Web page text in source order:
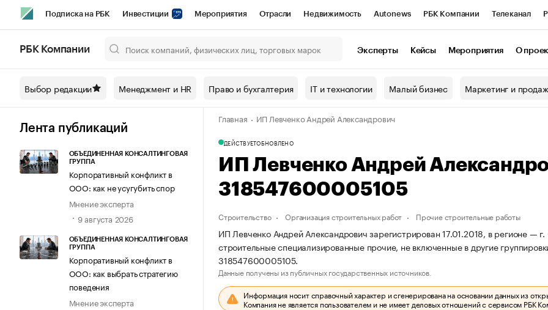
Подписка на РБК Инвестиции Мероприятия Отрасли Недвижимость Autonews РБК Компании Телеканал
Спецпроекты СПб Конференции СПб Спецпроекты Проверка контрагентов
Технологии и медиа Рынок наличной валюты
РБК Компании Эксперты Кейсы Мероприятия О
Выбор редакции Менеджмент и HR Право и бухгалтерия IT и технологии Малый бизнес Маркетинг и
Лента публикаций
ОБЪЕДИНЕННАЯ КОНСАЛТИНГОВАЯ
ГРУППА
Корпоративный конфликт в
ООО: как не усугубить спор
Мнение эксперта
9 августа 2026
ОБЪЕДИНЕННАЯ КОНСАЛТИНГОВАЯ
ГРУППА
Корпоративный конфликт в
ООО: как выбрать стратегию
поведения
Мнение эксперта
Главная ИП Левченко Андрей Александрович
ДЕЙСТВУЕТОБНОВЛЕНО
ИП Левченко Андрей
318547600005105
Строительство Организация строительных работ Прочие строительные работы
ИП Левченко Андрей Александрович зарегистрирован 17.01.2018, в регионе —
строительные специализированные прочие, не включенные в другие
318547600005105.
Данные получены из публичных государственных источников.
Информация носит справочный характер и сгенерирована на основании данных из
Компания не является пользователем и не имеет деловых отношений с сервисом РБК